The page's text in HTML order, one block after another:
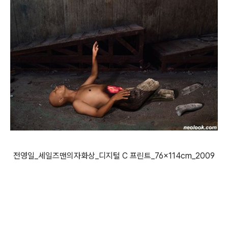
전영일_세일즈맨의자화상_디지털 C 프린트_76×114cm_2009